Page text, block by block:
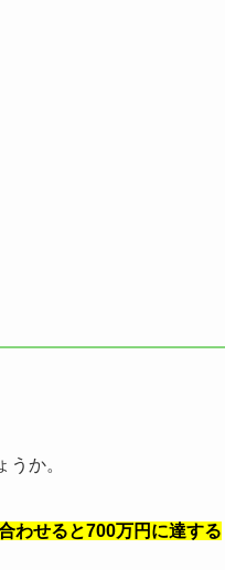
か。
わせると700万円に達する